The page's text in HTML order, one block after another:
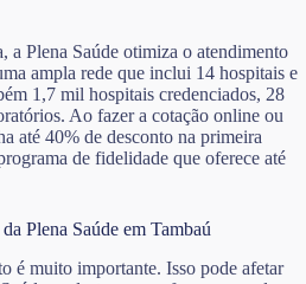
a Plena Saúde otimiza o atendimento
ampla rede que inclui 14 hospitais e
1,7 mil hospitais credenciados, 28
Ao fazer a cotação online ou
até 40% de desconto na primeira
de fidelidade que oferece até
Plena Saúde em Tambaú
é muito importante. Isso pode afetar